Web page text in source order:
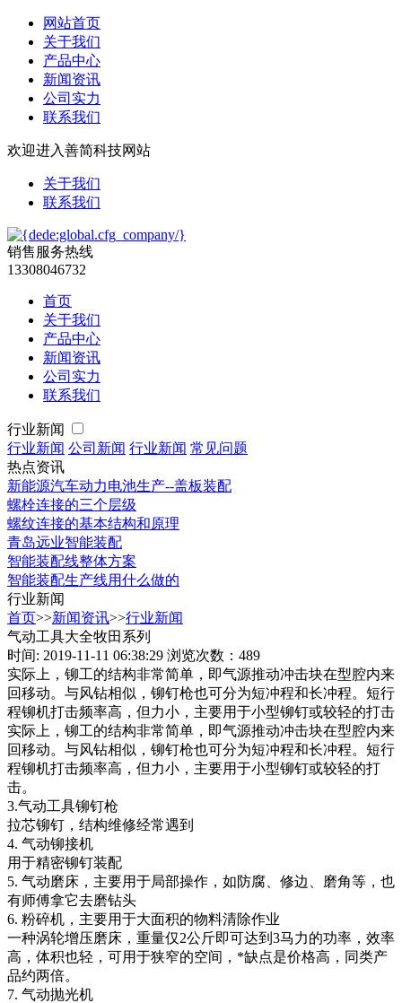
网站首页
关于我们
产品中心
新闻资讯
公司实力
联系我们
欢迎进入善简科技网站
关于我们
联系我们
销售服务热线
13308046732
首页
关于我们
产品中心
新闻资讯
公司实力
联系我们
行业新闻
行业新闻 公司新闻 行业新闻 常见问题
热点资讯
新能源汽车动力电池生产--盖板装配
螺栓连接的三个层级
螺纹连接的基本结构和原理
青岛远业智能装配
智能装配线整体方案
智能装配生产线用什么做的
行业新闻
首页>>新闻资讯>>行业新闻
气动工具大全牧田系列
时间: 2019-11-11 06:38:29 浏览次数：489
实际上，铆工的结构非常简单，即气源推动冲击块在型腔内来
回移动。与风钻相似，铆钉枪也可分为短冲程和长冲程。短行
程铆机打击频率高，但力小，主要用于小型铆钉或较轻的打击
实际上，铆工的结构非常简单，即气源推动冲击块在型腔内来
回移动。与风钻相似，铆钉枪也可分为短冲程和长冲程。短行
程铆机打击频率高，但力小，主要用于小型铆钉或较轻的打
击。
3.气动工具铆钉枪
拉芯铆钉，结构维修经常遇到
4. 气动铆接机
用于精密铆钉装配
5. 气动磨床，主要用于局部操作，如防腐、修边、磨角等，也
有师傅拿它去磨钻头
6. 粉碎机，主要用于大面积的物料清除作业
一种涡轮增压磨床，重量仅2公斤即可达到3马力的功率，效率
高，体积也轻，可用于狭窄的空间，*缺点是价格高，同类产
品约两倍。
7. 气动抛光机